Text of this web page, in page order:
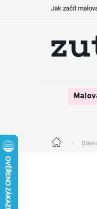
Jak začít
Domů